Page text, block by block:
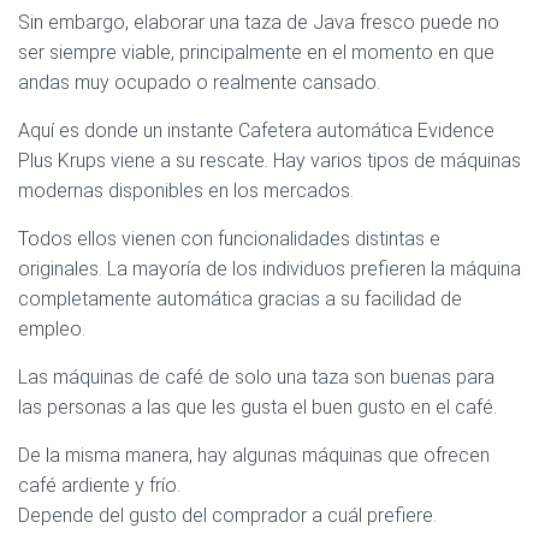
Sin embargo, elaborar una taza de Java fresco puede no
ser siempre viable, principalmente en el momento en que
andas muy ocupado o realmente cansado.
Aquí es donde un instante Cafetera automática Evidence
Plus Krups viene a su rescate. Hay varios tipos de máquinas
modernas disponibles en los mercados.
Todos ellos vienen con funcionalidades distintas e
originales. La mayoría de los individuos prefieren la máquina
completamente automática gracias a su facilidad de
empleo.
Las máquinas de café de solo una taza son buenas para
las personas a las que les gusta el buen gusto en el café.
De la misma manera, hay algunas máquinas que ofrecen
café ardiente y frío.
Depende del gusto del comprador a cuál prefiere.